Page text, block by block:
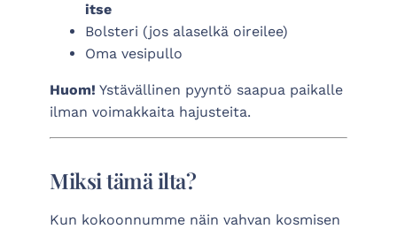
itse
Bolsteri (jos alaselkä oireilee)
Oma vesipullo
Huom! Ystävällinen pyyntö saapua paikalle
ilman voimakkaita hajusteita.
Miksi tämä ilta?
Kun kokoonnumme näin vahvan kosmisen